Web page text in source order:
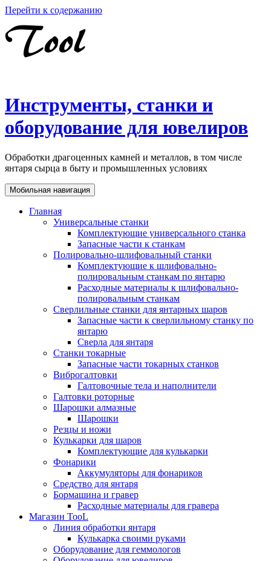
Перейти к содержанию
Инструменты, станки и
оборудование для ювелиров
Обработки драгоценных камней и металлов, в том числе
янтаря сырца в быту и промышленных условиях
Мобильная навигация
Главная
Универсальные станки
Комплектующие универсального станка
Запасные части к станкам
Полировально-шлифовальный станки
Комплектующие к шлифовально-
полировальным станкам по янтарю
Расходные материалы к шлифовально-
полировальным станкам
Сверлильные станки для янтарных шаров
Запасные части к сверлильному станку по
янтарю
Сверла для янтаря
Станки токарные
Запасные части токарных станков
Виброгалтовки
Галтовочные тела и наполнители
Галтовки роторные
Шарошки алмазные
Шарошки
Резцы и ножи
Кулькарки для шаров
Комплектующие для кулькарки
Фонарики
Аккумуляторы для фонариков
Средство для янтаря
Бормашина и гравер
Расходные материалы для гравера
Магазин TooL
Линия обработки янтаря
Кулькарка своими руками
Оборудование для геммологов